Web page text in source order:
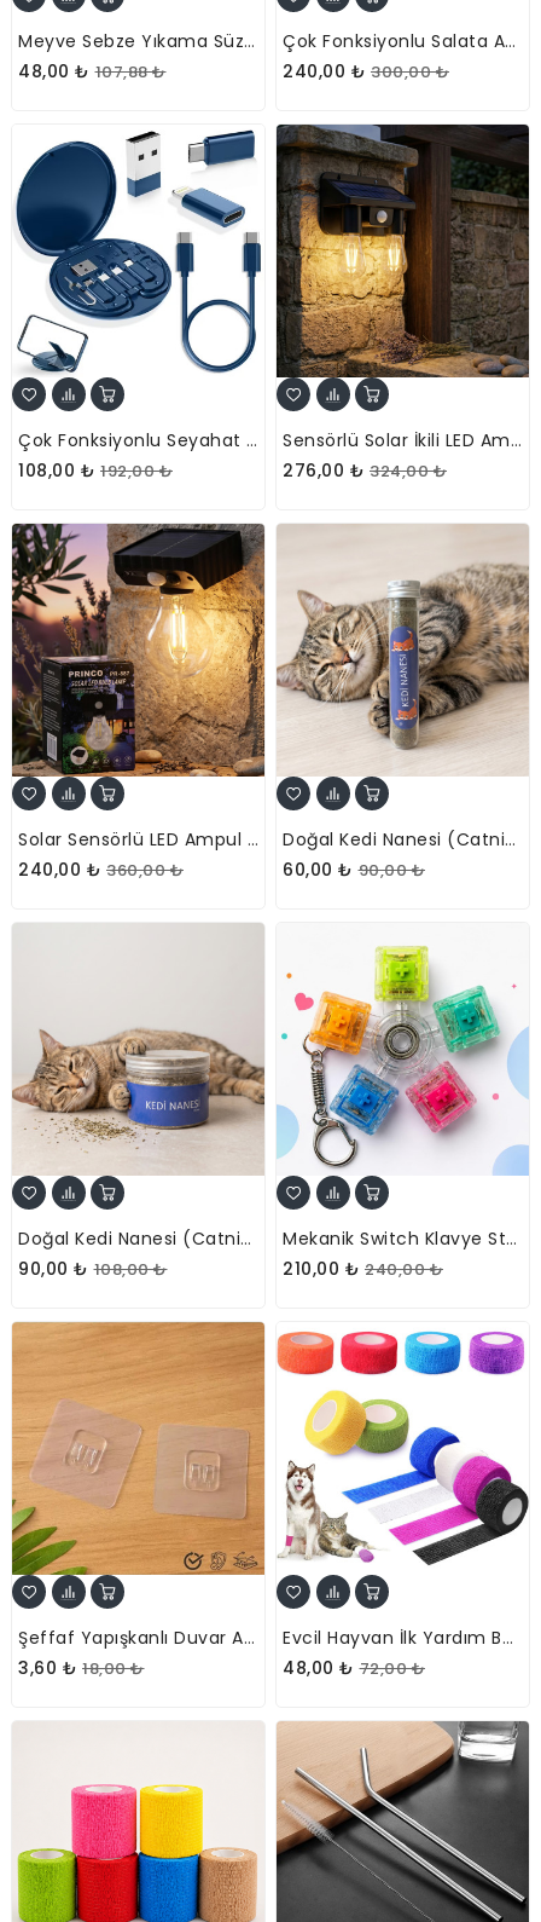
Meyve Sebze Yıkama Süzgeci - Şeffaf Yemek Kasesi - Çıkarılabilir Filtreli
48,00 ₺ 107,88 ₺
Çok Fonksiyonlu Salata Aparatı - Süzgeçli Doğrayıcı Kase
240,00 ₺ 300,00 ₺
Çok Fonksiyonlu Seyahat Şarj Kiti - Standlı Ve Adaptörlü - Düzenleyici Kutu
108,00 ₺ 192,00 ₺
Sensörlü Solar İkili LED Ampul Lamba - Çift Başlıklı - Güneş Enerjili Aydınlatma
276,00 ₺ 324,00 ₺
Solar Sensörlü LED Ampul Lamba - Güneş Enerjili - Dış Mekan Aydınlatma
240,00 ₺ 360,00 ₺
Doğal Kedi Nanesi (Catnip) - 45 Ml Tüp - Pratik Ve Taze
60,00 ₺ 90,00 ₺
Doğal Kedi Nanesi (Catnip) - 250 Ml Kavanoz - Eğlenceli Ve Doğal
90,00 ₺ 108,00 ₺
Mekanik Switch Klavye Stres Çarkı - Renkli Tuşlu Fidget Oyuncak
210,00 ₺ 240,00 ₺
Şeffaf Yapışkanlı Duvar Askısı - Çift Kancalı Pratik Düzenleyici (1 Adet)
3,60 ₺ 18,00 ₺
Evcil Hayvan İlk Yardım Bandajı - Kendinden Yapışkanlı (5 Cm X 4.5 M)
48,00 ₺ 72,00 ₺